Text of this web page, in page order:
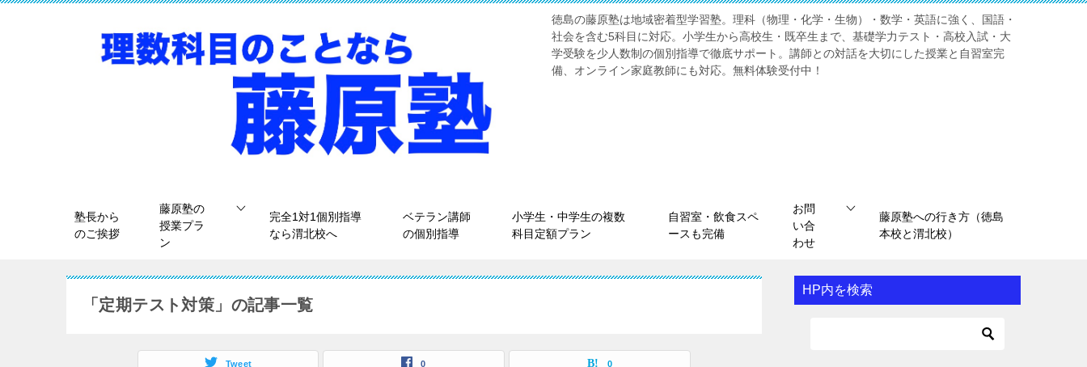
徳島の藤原塾は地域密着型学習塾。理科（物理・化学・生物）・数学・英語に強く、国語・
社会を含む5科目に対応。小学生から高校生・既卒生まで、基礎学力テスト・高校入試・大
学受験を少人数制の個別指導で徹底サポート。講師との対話を大切にした授業と自習室完
備、オンライン家庭教師にも対応。無料体験受付中！
塾長から
のご挨拶
藤原塾の
授業プラ
ン
完全1対1個別指導
なら渭北校へ
ベテラン講師
の個別指導
小学生・中学生の複数
科目定額プラン
自習室・飲食スペ
ースも完備
お問
い合
わせ
藤原塾への行き方（徳島
本校と渭北校）
「定期テスト対策」の記事一覧
Tweet 0 0
HP内を検索